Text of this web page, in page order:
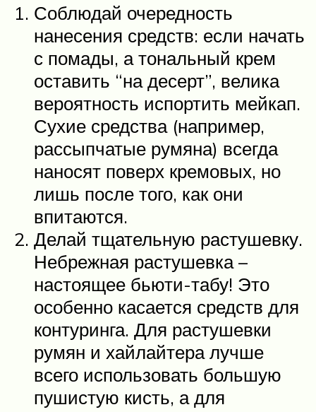
Соблюдай очередность
нанесения средств: если начать
с помады, а тональный крем
оставить “на десерт”, велика
вероятность испортить мейкап.
Сухие средства (например,
рассыпчатые румяна) всегда
наносят поверх кремовых, но
лишь после того, как они
впитаются.
Делай тщательную растушевку.
Небрежная растушевка –
настоящее бьюти-табу! Это
особенно касается средств для
контуринга. Для растушевки
румян и хайлайтера лучше
всего использовать большую
пушистую кисть, а для